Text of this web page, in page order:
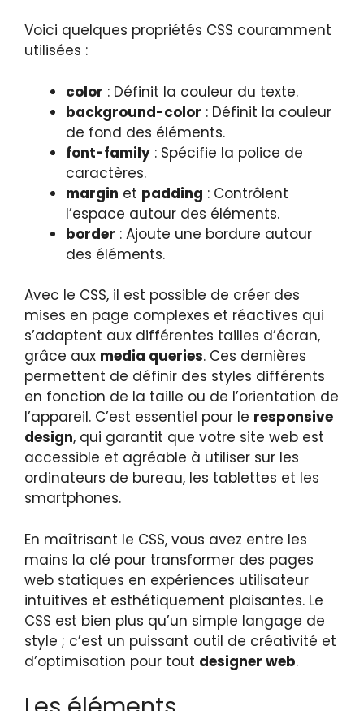
Voici quelques propriétés CSS couramment
utilisées :
color : Définit la couleur du texte.
background-color : Définit la couleur
de fond des éléments.
font-family : Spécifie la police de
caractères.
margin et padding : Contrôlent
l’espace autour des éléments.
border : Ajoute une bordure autour
des éléments.
Avec le CSS, il est possible de créer des
mises en page complexes et réactives qui
s’adaptent aux différentes tailles d’écran,
grâce aux media queries. Ces dernières
permettent de définir des styles différents
en fonction de la taille ou de l’orientation de
l’appareil. C’est essentiel pour le responsive
design, qui garantit que votre site web est
accessible et agréable à utiliser sur les
ordinateurs de bureau, les tablettes et les
smartphones.
En maîtrisant le CSS, vous avez entre les
mains la clé pour transformer des pages
web statiques en expériences utilisateur
intuitives et esthétiquement plaisantes. Le
CSS est bien plus qu’un simple langage de
style ; c’est un puissant outil de créativité et
d’optimisation pour tout designer web.